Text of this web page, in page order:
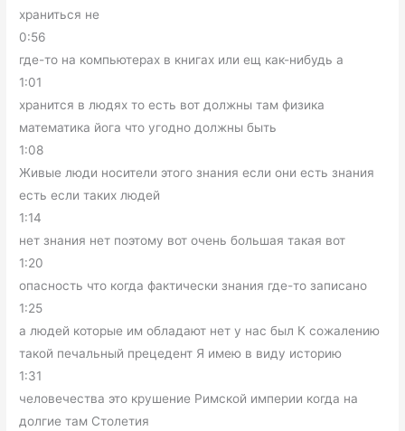
храниться не
0:56
где-то на компьютерах в книгах или ещ как-нибудь а
1:01
хранится в людях то есть вот должны там физика
математика йога что угодно должны быть
1:08
Живые люди носители этого знания если они есть знания
есть если таких людей
1:14
нет знания нет поэтому вот очень большая такая вот
1:20
опасность что когда фактически знания где-то записано
1:25
а людей которые им обладают нет у нас был К сожалению
такой печальный прецедент Я имею в виду историю
1:31
человечества это крушение Римской империи когда на
долгие там Столетия